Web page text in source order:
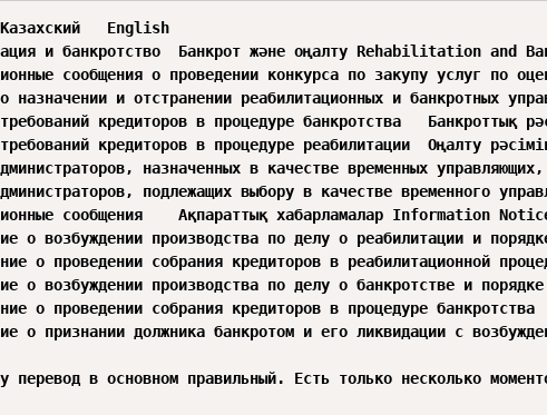
Банкрот және оңалту	Rehabilitation and Bankruptcy
конкурса по закупу услуг по оценке имущества (активов) должника	Борышкерлердің мүлкін (активтерін) бағалау бойынша көрсетілетін қызметтерді сатып алу жөніндегі конкурстың өткізілетіні
реабилитационных и банкротных управляющих	Банкроттық және банкротты оңалту басқарушыны міндетінен босату және тағайындау туралы бұйрық	Orders on appointment and dismissal of rehabilitation
в процедуре банкротства	Банкроттық рәсіміндегі кредиторлардың талап тізілімі	Registers of creditors’ claims in bankruptcy procedure
в процедуре реабилитации	Оңалту рәсіміндегі кредиторлардың талап тізілімі	Registers of creditors’ claims in rehabilitation procedure
назначенных в качестве временных управляющих, если заявителем является кредитор по налогам и таможенным платежам, государственный орган или юридическое
подлежащих выбору в качестве временного управляющего, если заявителем является кредитор по налогам и таможенным платежам, государственный орган или
Ақпараттық хабарламалар	Information Notices
производства по делу о реабилитации и порядке заявления требований кредиторами	Оңалту туралы іс қозғау және кредиторлардың талаптарын мәлімдеу тәртібі
собрания кредиторов в реабилитационной процедуре	Оңалту рәсіміндегі кредиторлар жиналысын өткізу туралы хабарлама	Notice of creditors’ meeting in
производства по делу о банкротстве и порядке заявления требований кредиторами	Банкроттық рәсімі басталуы және кредиторлардың талаптарын мәлімдеу тәртібі
собрания кредиторов в процедуре банкротства	Банкроттық рәсіміндегі кредиторлар жиналысын өткізу туралы хабарлама	Notice of creditors’ meeting in bankruptcy procedure
должника банкротом и его ликвидации с возбуждением банкротной процедуры (без возбуждения)	Борышкерді банкрот деп тану және (қозғамай) тарату
перевод в основном правильный. Есть только несколько